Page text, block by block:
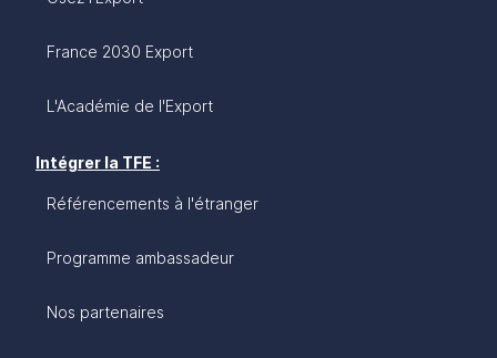
France 2030 Export
L'Académie de l'Export
Intégrer la TFE :
Référencements à l'étranger
Programme ambassadeur
Nos partenaires